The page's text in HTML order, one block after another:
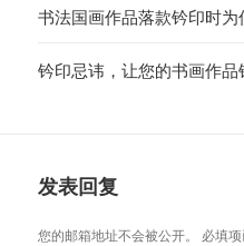
书法国画作品落款钤印时
钤印忌讳，让您的书画作
发表回复
您的邮箱地址不会被公开。 必填